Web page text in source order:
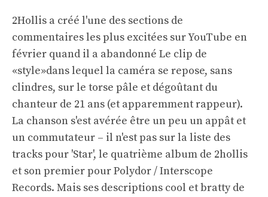
2Hollis a créé l'une des sections de
commentaires les plus excitées sur YouTube en
février quand il a abandonné Le clip de
«style»dans lequel la caméra se repose, sans
clindres, sur le torse pâle et dégoûtant du
chanteur de 21 ans (et apparemment rappeur).
La chanson s'est avérée être un peu un appât et
un commutateur – il n'est pas sur la liste des
tracks pour 'Star', le quatrième album de 2hollis
et son premier pour Polydor / Interscope
Records. Mais ses descriptions cool et bratty de